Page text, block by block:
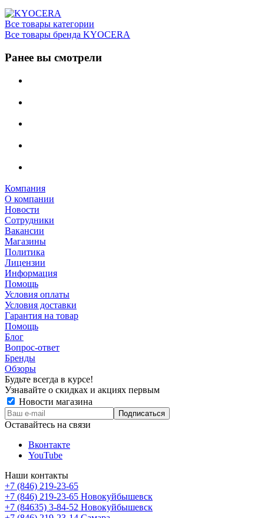
Все товары категории
Все товары бренда KYOCERA
Ранее вы смотрели
Компания
О компании
Новости
Сотрудники
Вакансии
Магазины
Политика
Лицензии
Информация
Помощь
Условия оплаты
Условия доставки
Гарантия на товар
Помощь
Блог
Вопрос-ответ
Бренды
Обзоры
Будьте всегда в курсе!
Узнавайте о скидках и акциях первым
Новости магазина
Оставайтесь на связи
Вконтакте
YouTube
Наши контакты
+7 (846) 219-23-65
+7 (846) 219-23-65 Новокуйбышевск
+7 (84635) 3-84-52 Новокуйбышевск